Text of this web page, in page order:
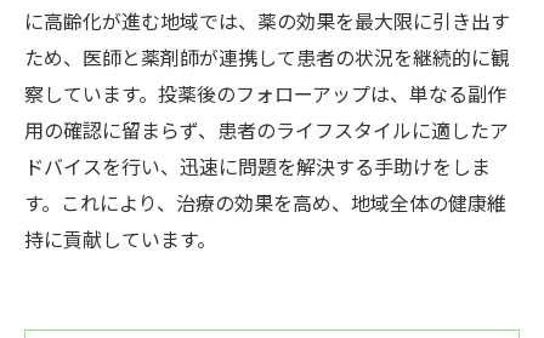
に高齢化が進む地域では、薬の効果を最大限に引き出す
ため、医師と薬剤師が連携して患者の状況を継続的に観
察しています。投薬後のフォローアップは、単なる副作
用の確認に留まらず、患者のライフスタイルに適したア
ドバイスを行い、迅速に問題を解決する手助けをしま
す。これにより、治療の効果を高め、地域全体の健康維
持に貢献しています。